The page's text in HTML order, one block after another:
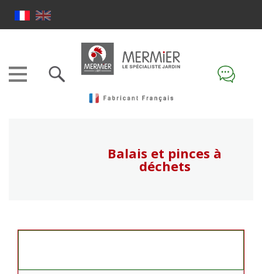
Balais et pinces à
déchets